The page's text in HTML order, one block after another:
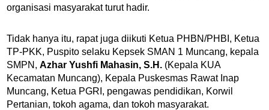
organisasi masyarakat turut hadir.
Tidak hanya itu, rapat juga diikuti Ketua PHBN/PHBI, Ketua
TP-PKK, Puspito selaku Kepsek SMAN 1 Muncang, kepala
SMPN,Azhar Yushfi Mahasin, S.H. (Kepala KUA
Kecamatan Muncang), Kepala Puskesmas Rawat Inap
Muncang, Ketua PGRI, pengawas pendidikan, Korwil
Pertanian, tokoh agama, dan tokoh masyarakat.